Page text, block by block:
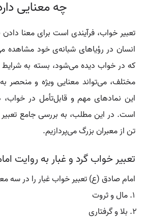
چه معنایی
تعبیر خواب، فرآیندی است برای معنا
انسان در رؤیاهای شبانه‌ی خود مشاهده
که در خواب دیده می‌شود، بسته به
مختلف، می‌تواند معنایی ویژه و منحصر
این نمادهای مهم و قابل‌تأمل در خواب،
است. در این مطلب، به بررسی جامع تعبیر
تن از معبران بزرگ می‌پردازیم.
تعبیر خواب گرد و غبار به روایت
امام صادق (ع) تعبیر خواب غبار را در سه
مال و ثروت
بلا و گرفتاری